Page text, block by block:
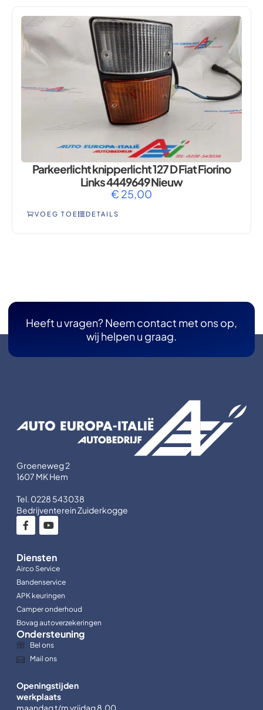
Parkeerlicht knipperlicht 127 D Fiat Fiorino
Links 4449649 Nieuw
€ 25,00
VOEG TOE DETAILS
Heeft u vragen? Neem contact met ons op,
wij helpen u graag.
Groeneweg 2
1607 MK Hem
Tel. 0228 543038
Bedrijventerein Zuiderkogge
Diensten
Airco Service
Bandenservice
APK keuringen
Camper onderhoud
Bovag autoverzekeringen
Ondersteuning
Bel ons
Mail ons
Openingstijden
werkplaats
maandag t/m vrijdag 8.00